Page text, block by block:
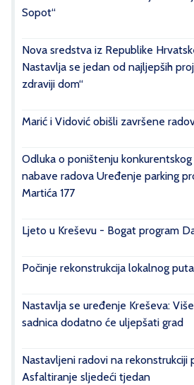
Sopot“
Nova sredstva iz Republike
Nastavlja se jedan od najljepših
zdraviji dom“
Marić i Vidović obišli završene
Odluka o poništenju
nabave radova Uređenje parking
Martića 177
Ljeto u Kreševu - Bogat program
Počinje rekonstrukcija lokalnog
Nastavlja se uređenje Kreševa:
sadnica dodatno će uljepšati grad
Nastavljeni radovi na rekonstrukciji
Asfaltiranje sljedeći tjedan